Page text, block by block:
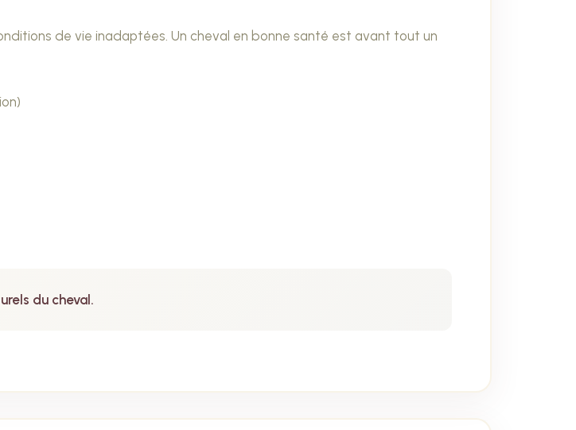
de vie inadaptées. Un cheval en bonne santé est avant tout un
du cheval.